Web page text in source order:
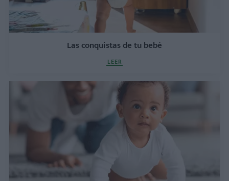
Las conquistas de tu bebé
LEER